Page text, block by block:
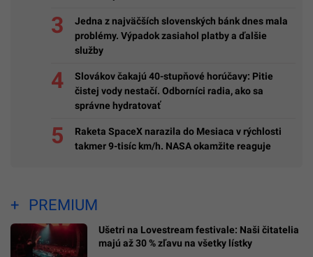
Jedna z najväčších slovenských bánk dnes mala
problémy. Výpadok zasiahol platby a ďalšie
služby
Slovákov čakajú 40-stupňové horúčavy: Pitie
čistej vody nestačí. Odborníci radia, ako sa
správne hydratovať
Raketa SpaceX narazila do Mesiaca v rýchlosti
takmer 9-tisíc km/h. NASA okamžite reaguje
PREMIUM
Ušetri na Lovestream festivale: Naši čitatelia
majú až 30 % zľavu na všetky lístky